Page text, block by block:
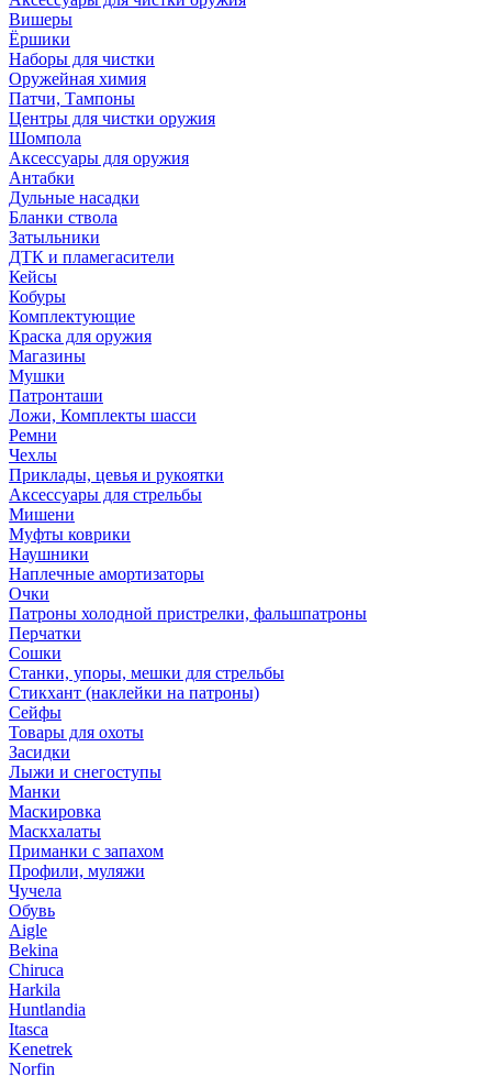
Вишеры
Ёршики
Наборы для чистки
Оружейная химия
Патчи, Тампоны
Центры для чистки оружия
Шомпола
Аксессуары для оружия
Антабки
Дульные насадки
Бланки ствола
Затыльники
ДТК и пламегасители
Кейсы
Кобуры
Комплектующие
Краска для оружия
Магазины
Мушки
Патронташи
Ложи, Комплекты шасси
Ремни
Чехлы
Приклады, цевья и рукоятки
Аксессуары для стрельбы
Мишени
Муфты коврики
Наушники
Наплечные амортизаторы
Очки
Патроны холодной пристрелки, фальшпатроны
Перчатки
Сошки
Станки, упоры, мешки для стрельбы
Стикхант (наклейки на патроны)
Сейфы
Товары для охоты
Засидки
Лыжи и снегоступы
Манки
Маскировка
Маскхалаты
Приманки с запахом
Профили, муляжи
Чучела
Обувь
Aigle
Bekina
Chiruсa
Harkila
Huntlandia
Itasca
Kenetrek
Norfin